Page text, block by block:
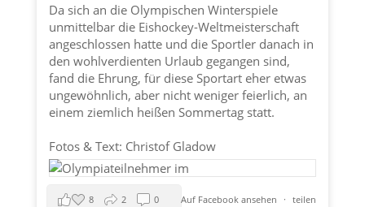
Da sich an die Olympischen Winterspiele
unmittelbar die Eishockey-Weltmeisterschaft
angeschlossen hatte und die Sportler danach in
den wohlverdienten Urlaub gegangen sind,
fand die Ehrung, für diese Sportart eher etwas
ungewöhnlich, aber nicht weniger feierlich, an
einem ziemlich heißen Sommertag statt.
Fotos & Text: Christof Gladow
Auf Facebook ansehen · teilen
8 2 0